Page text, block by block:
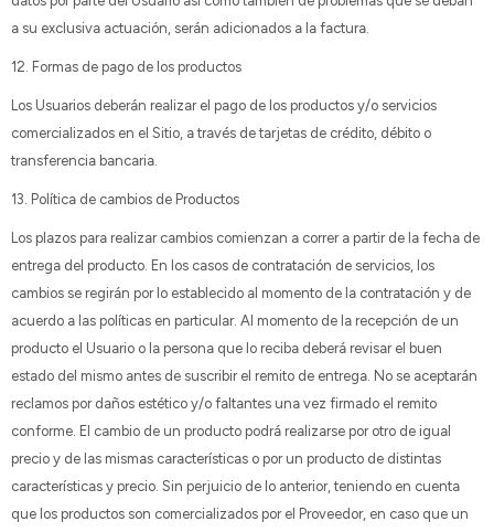
a su exclusiva actuación, serán adicionados a la factura.
12. Formas de pago de los productos
Los Usuarios deberán realizar el pago de los productos y/o servicios
comercializados en el Sitio, a través de tarjetas de crédito, débito o
transferencia bancaria.
13. Política de cambios de Productos
Los plazos para realizar cambios comienzan a correr a partir de la fecha de
entrega del producto. En los casos de contratación de servicios, los
cambios se regirán por lo establecido al momento de la contratación y de
acuerdo a las políticas en particular. Al momento de la recepción de un
producto el Usuario o la persona que lo reciba deberá revisar el buen
estado del mismo antes de suscribir el remito de entrega. No se aceptarán
reclamos por daños estético y/o faltantes una vez firmado el remito
conforme. El cambio de un producto podrá realizarse por otro de igual
precio y de las mismas características o por un producto de distintas
características y precio. Sin perjuicio de lo anterior, teniendo en cuenta
que los productos son comercializados por el Proveedor, en caso que un